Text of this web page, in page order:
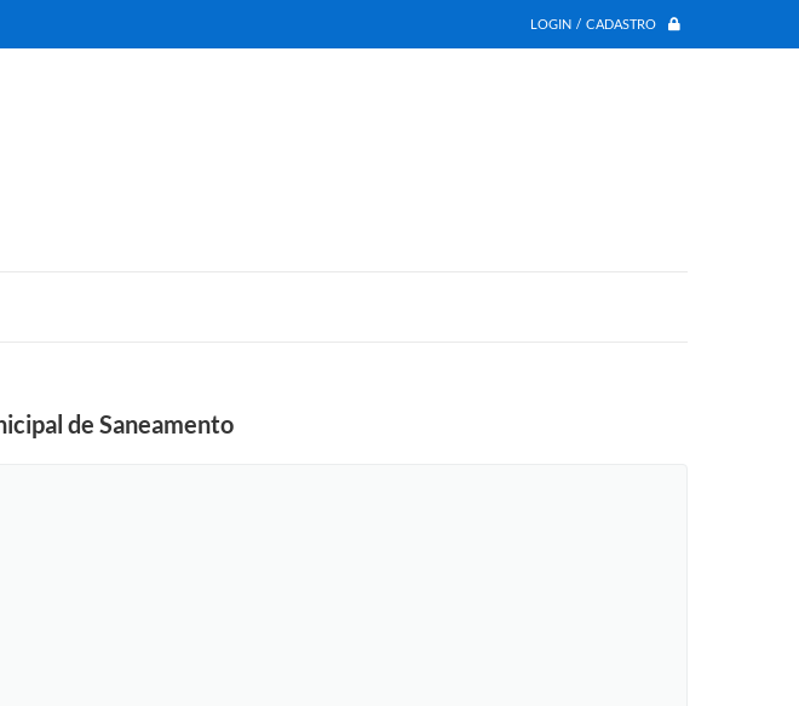
LOGIN / CADASTRO
de Saneamento